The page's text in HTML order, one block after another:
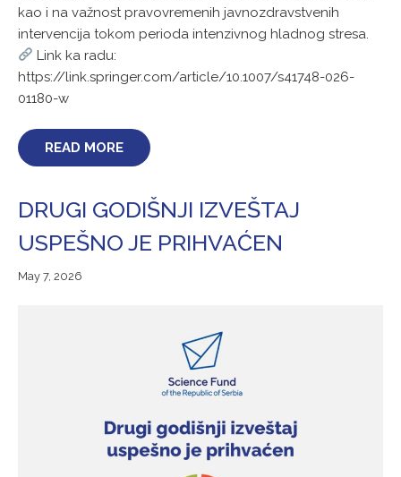
kao i na važnost pravovremenih javnozdravstvenih
intervencija tokom perioda intenzivnog hladnog stresa.
Link ka radu:
https://link.springer.com/article/10.1007/s41748-026-
01180-w
READ MORE
DRUGI GODIŠNJI IZVEŠTAJ
USPEŠNO JE PRIHVAĆEN
May 7, 2026